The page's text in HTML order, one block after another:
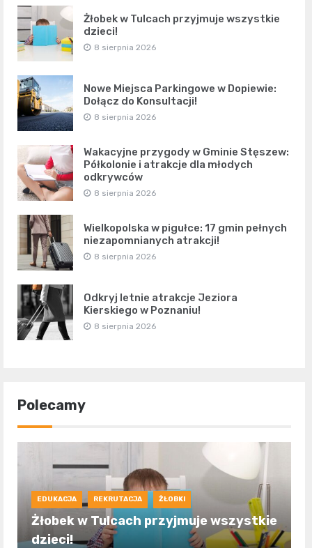
Żłobek w Tulcach przyjmuje wszystkie
dzieci!
8 sierpnia 2026
Nowe Miejsca Parkingowe w Dopiewie:
Dołącz do Konsultacji!
8 sierpnia 2026
Wakacyjne przygody w Gminie Stęszew:
Półkolonie i atrakcje dla młodych
odkrywców
8 sierpnia 2026
Wielkopolska w pigułce: 17 gmin pełnych
niezapomnianych atrakcji!
8 sierpnia 2026
Odkryj letnie atrakcje Jeziora
Kierskiego w Poznaniu!
8 sierpnia 2026
Polecamy
EDUKACJA REKRUTACJA ŻŁOBKI
Żłobek w Tulcach przyjmuje wszystkie
dzieci!